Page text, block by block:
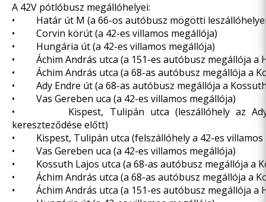
A 42V pótlóbusz megállóhelyei:
• Határ út M (a 66-os autóbusz mögötti
• Corvin körút (a 42-es villamos megállója)
• Hungária út (a 42-es villamos megállója)
• Áchim András utca (a 151-es autóbusz megállója a
• Áchim András utca (a 68-as autóbusz megállója a
• Ady Endre út (a 68-as autóbusz megállója a
• Vas Gereben uca (a 42-es villamos megállója)
• Kispest, Tulipán utca (leszállóhely az Ady
kereszteződése előtt)
• Kispest, Tulipán utca (felszállóhely a 42-es villamos
• Vas Gereben uca (a 42-es villamos megállója)
• Kossuth Lajos utca (a 68-as autóbusz megállója a
• Áchim András utca (a 68-as autóbusz megállója a
• Áchim András utca (a 151-es autóbusz megállója a